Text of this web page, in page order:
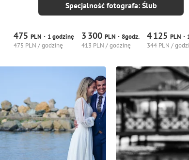
Specjalność fotografa: Ślub
475PLN · 1 godzinę
475 PLN / godzinę
3 300 PLN · 8godz.
413 PLN / godzinę
4125 PLN ·
344 PLN /
4 0 0 11